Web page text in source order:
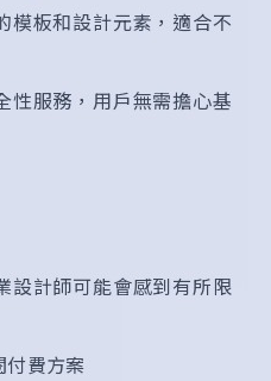
模板和設計元素，適合不
性服務，用戶無需擔心基
設計師可能會感到有所限
付費方案